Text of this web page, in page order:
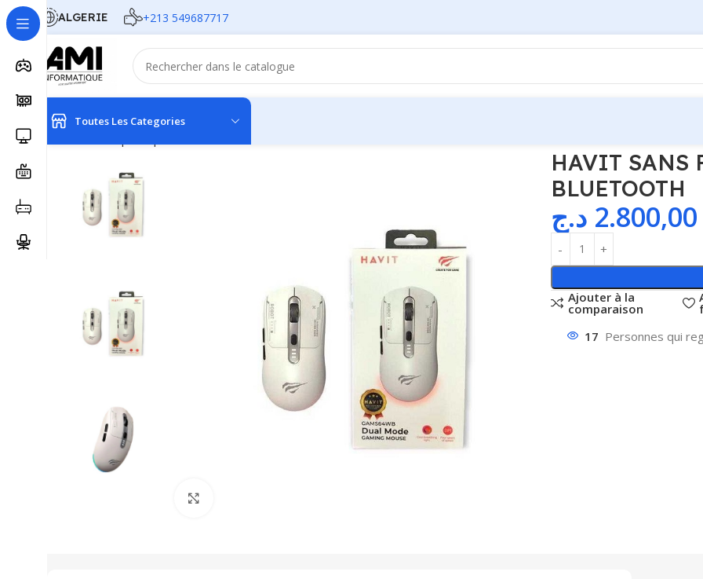
ALGERIE +213 549687717
Toutes Les Categories
HAVIT SANS
BLUETOOTH
2.800,00 د.ج
Ajouter à la
comparaison
17 Personnes qui